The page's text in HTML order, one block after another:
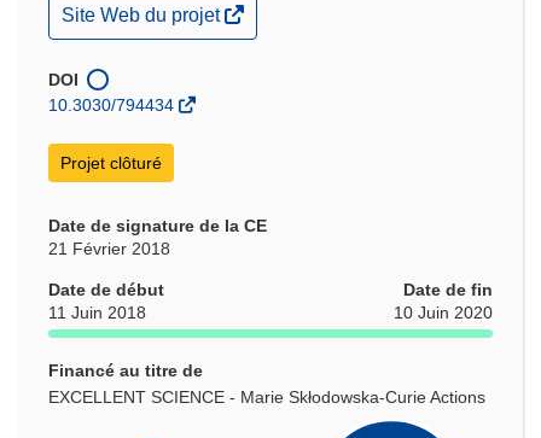
(s’ouvre
dans
nouvelle
fenêtre)
Site Web du projet
DOI
10.3030/794434
Projet clôturé
Date de signature de la CE
21 Février 2018
Date de début
11 Juin 2018
Date de fin
10 Juin 2020
Financé au titre de
EXCELLENT SCIENCE - Marie Skłodowska-Curie Actions